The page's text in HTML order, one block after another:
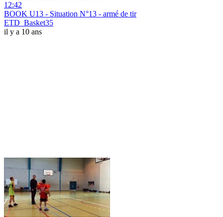
12:42
BOOK U13 - Situation N°13 - armé de tir
ETD_Basket35
il y a 10 ans